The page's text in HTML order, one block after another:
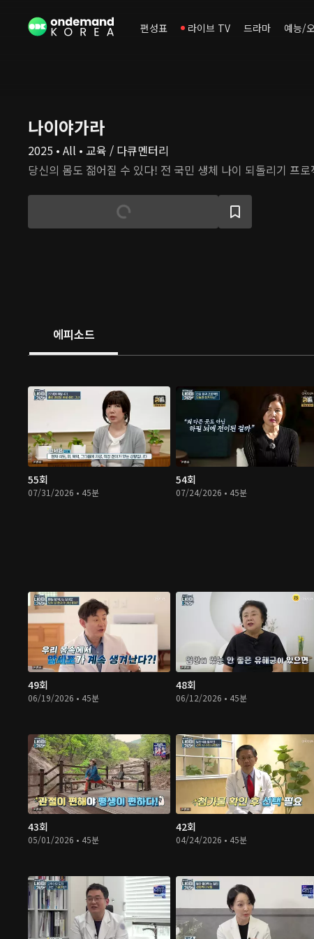
편성표 라이브 TV 드라마 예능/
나이야가라
2025 • All • 교육 / 다큐멘터리
당신의 몸도 젊어질 수 있다! 전 국민 생체 나이 되돌리기 프로
에피소드
55회
07/31/2026 • 45분
54회
07/24/2026 • 45분
49회
06/19/2026 • 45분
48회
06/12/2026 • 45분
43회
05/01/2026 • 45분
42회
04/24/2026 • 45분